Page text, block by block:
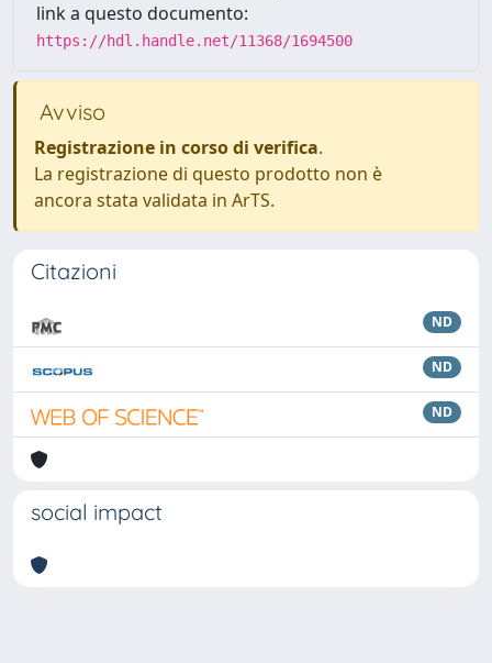
link a questo documento:
https://hdl.handle.net/11368/1694500
Avviso
Registrazione in corso di verifica.
La registrazione di questo prodotto non è
ancora stata validata in ArTS.
Citazioni
ND
ND
ND
social impact